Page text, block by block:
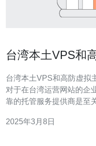
台湾本土VPS和
台湾本土VPS和高防虚拟
对于在台湾运营网站的企
靠的托管服务提供商是至
务。 VPS（Virtual
2025年3月8日